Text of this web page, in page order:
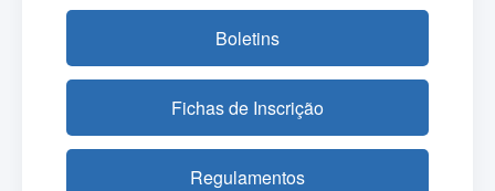
Boletins
Fichas de Inscrição
Regulamentos